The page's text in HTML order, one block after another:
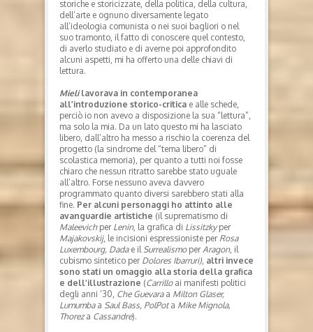
storiche e storicizzate, della politica, della cultura,
dell’arte e ognuno diversamente legato
all’ideologia comunista o nei suoi bagliori o nel
suo tramonto, il fatto di conoscere quel contesto,
di averlo studiato e di averne poi approfondito
alcuni aspetti, mi ha offerto una delle chiavi di
lettura.
Mielilavorava in contemporanea
all’introduzione storico-critica e alle schede,
perciò io non avevo a disposizione la sua “lettura”,
ma solo la mia. Da un lato questo mi ha lasciato
libero, dall’altro ha messo a rischio la coerenza del
progetto (la sindrome del “tema libero” di
scolastica memoria), per quanto a tutti noi fosse
chiaro che nessun ritratto sarebbe stato uguale
all’altro. Forse nessuno aveva davvero
programmato quanto diversi sarebbero stati alla
fine. Per alcuni personaggi ho attinto alle
avanguardie artistiche (il suprematismo di
Maleevichper Lenin, la grafica di Lissitzkyper
Majakovskij, le incisioni espressioniste per Rosa
Luxembourg, Dadae il Surrealismo perAragon, il
cubismo sintetico per Dolores Ibarruri) altri invece
sono stati un omaggio alla storia della grafica
e dell’illustrazione (Carrilloai manifesti politici
degli anni ’30, Che Guevara a Milton Glaser,
Lumumba a Saul Bass, PolPota Mike Mignola,
Thoreza Cassandre).